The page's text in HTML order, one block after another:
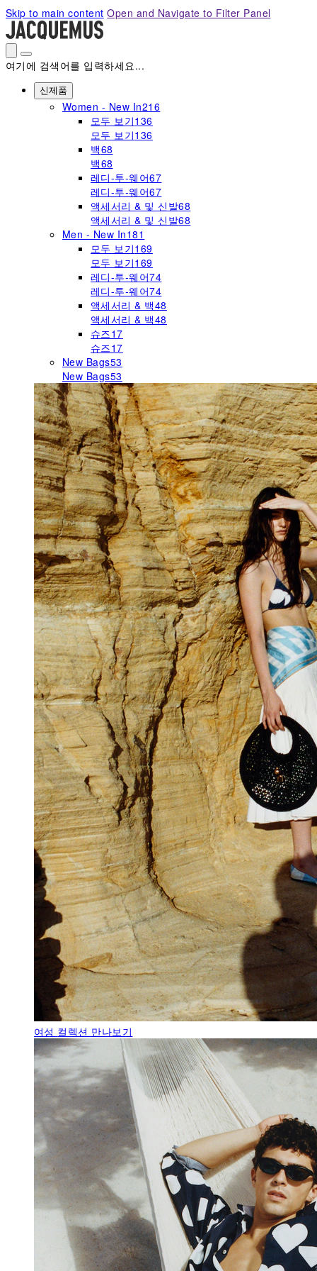
Please
note:
This
website
includes
accessibility
Skip to main content Open and Navigate to Filter Panel
여기에 검색어를 입력하세요...
신제품
Women - New In216
모두 보기136
모두 보기136
백68
백68
레디-투-웨어67
레디-투-웨어67
액세서리 & 및 신발68
액세서리 & 및 신발68
Men - New In181
모두 보기169
모두 보기169
레디-투-웨어74
레디-투-웨어74
액세서리 & 백48
액세서리 & 백48
슈즈17
슈즈17
New Bags53
New Bags53
여성 컬렉션 만나보기